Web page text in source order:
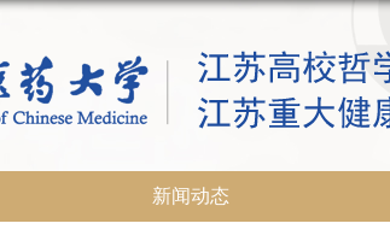
新闻动态